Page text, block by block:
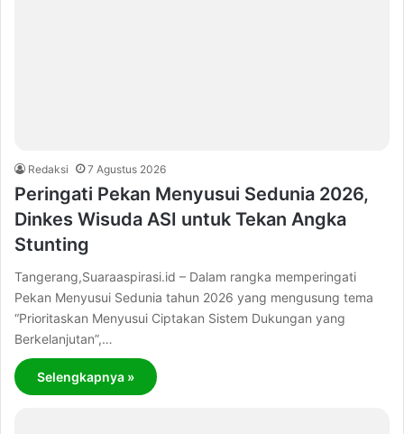
Redaksi 7 Agustus 2026
Peringati Pekan Menyusui Sedunia 2026,
Dinkes Wisuda ASI untuk Tekan Angka
Stunting
Tangerang,Suaraaspirasi.id – Dalam rangka memperingati
Pekan Menyusui Sedunia tahun 2026 yang mengusung tema
“Prioritaskan Menyusui Ciptakan Sistem Dukungan yang
Berkelanjutan”,…
Selengkapnya »